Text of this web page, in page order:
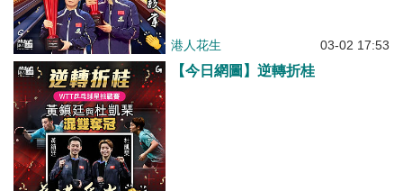
港人花生 03-02 17:53
【今日網圖】逆轉折桂